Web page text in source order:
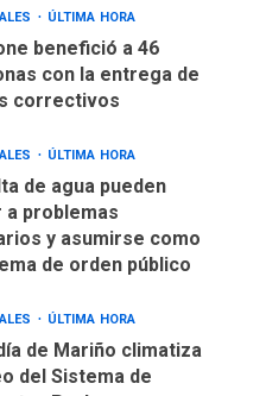
ÚLTIMA HORA
benefició a 46
con la entrega de
correctivos
ÚLTIMA HORA
de agua pueden
a problemas
y asumirse como
de orden público
ÚLTIMA HORA
de Mariño climatiza
del Sistema de